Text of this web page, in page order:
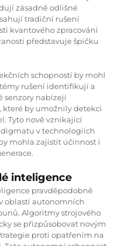
zásadně odlišné
tradiční rušení
kvantového zpracování
představuje špičku
schopností by mohl
rušení identifikují a
senzory nabízejí
které by umožnily detekci
Tyto nově vznikající
v technologiích
mohla zajistit účinnost i
inteligence
pravděpodobně
oblasti autonomních
Algoritmy strojového
se přizpůsobovat novým
proti opatřením na